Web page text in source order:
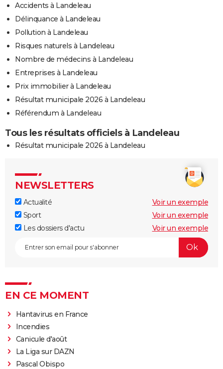
Accidents à Landeleau
Délinquance à Landeleau
Pollution à Landeleau
Risques naturels à Landeleau
Nombre de médecins à Landeleau
Entreprises à Landeleau
Prix immobilier à Landeleau
Résultat municipale 2026 à Landeleau
Référendum à Landeleau
Tous les résultats officiels à Landeleau
Résultat municipale 2026 à Landeleau
NEWSLETTERS
Actualité
Voir un exemple
Sport
Voir un exemple
Les dossiers d'actu
Voir un exemple
EN CE MOMENT
Hantavirus en France
Incendies
Canicule d'août
La Liga sur DAZN
Pascal Obispo